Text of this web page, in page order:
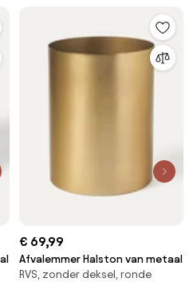
€ 69,99
Afvalemmer Halston van metaal
RVS, zonder deksel, ronde